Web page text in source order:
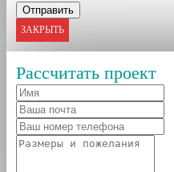
ЗАКРЫТЬ
Рассчитать проект